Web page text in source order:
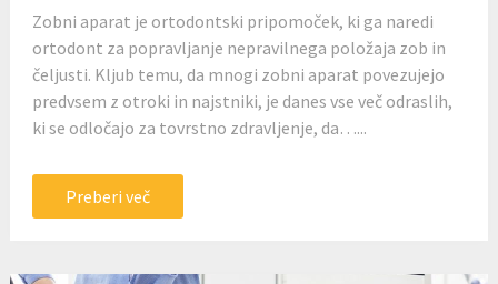
Zobni aparat je ortodontski pripomoček, ki ga naredi
ortodont za popravljanje nepravilnega položaja zob in
čeljusti. Kljub temu, da mnogi zobni aparat povezujejo
predvsem z otroki in najstniki, je danes vse več odraslih,
ki se odločajo za tovrstno zdravljenje, da…...
Preberi več